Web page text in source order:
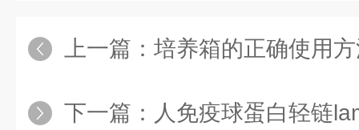
上一篇： 培养箱的正确使用
下一篇： 人免疫球蛋白轻链